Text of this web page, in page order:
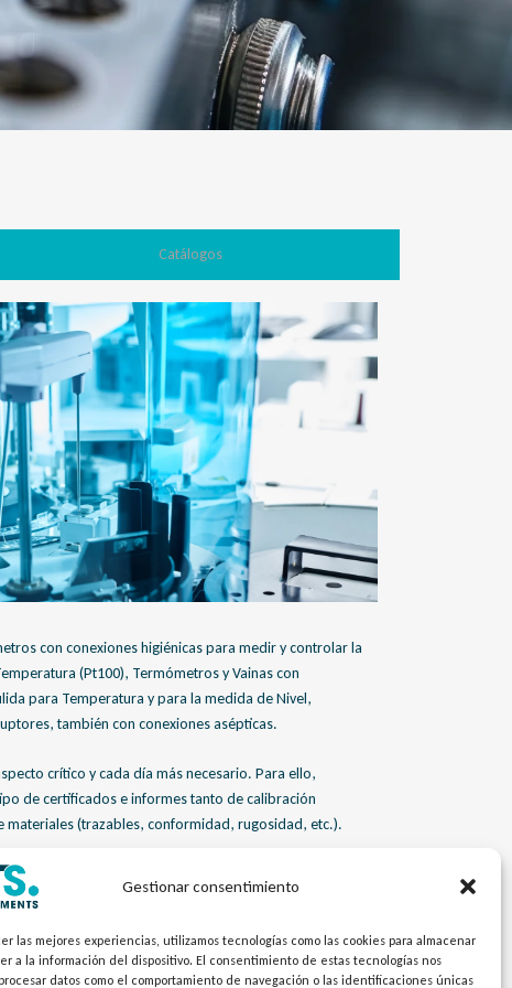
Gestionar consentimiento
las mejores experiencias, utilizamos tecnologías como las cookies para almacenar
a la información del dispositivo. El consentimiento de estas tecnologías nos
datos como el comportamiento de navegación o las identificaciones únicas
Catálogos
con conexiones higiénicas para medir y controlar la
(Pt100), Termómetros y Vainas con
para Temperatura y para la medida de Nivel,
también con conexiones asépticas.
crítico y cada día más necesario. Para ello,
de certificados e informes tanto de calibración
materiales (trazables, conformidad, rugosidad, etc.).
y estaremos encantados de comentar su
“Growing up together”